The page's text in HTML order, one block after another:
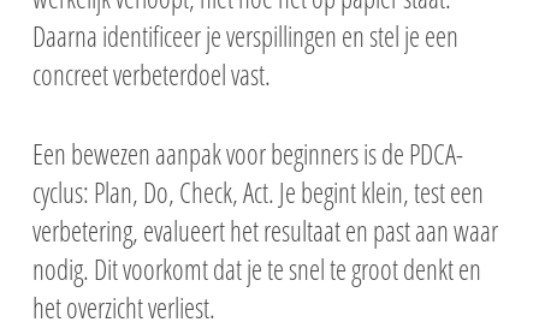
Daarna identificeer je verspillingen en stel je een
concreet verbeterdoel vast.
Een bewezen aanpak voor beginners is de PDCA-
cyclus: Plan, Do, Check, Act. Je begint klein, test een
verbetering, evalueert het resultaat en past aan waar
nodig. Dit voorkomt dat je te snel te groot denkt en
het overzicht verliest.